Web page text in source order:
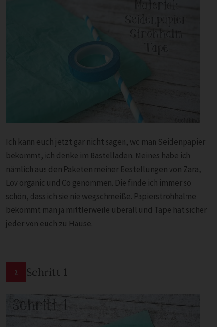
Ich kann euch jetzt gar nicht sagen, wo man Seidenpapier
bekommt, ich denke im Bastelladen. Meines habe ich
nämlich aus den Paketen meiner Bestellungen von Zara,
Lov organic und Co genommen. Die finde ich immer so
schön, dass ich sie nie wegschmeiße. Papierstrohhalme
bekommt man ja mittlerweile überall und Tape hat sicher
jeder von euch zu Hause.
2 Schritt 1